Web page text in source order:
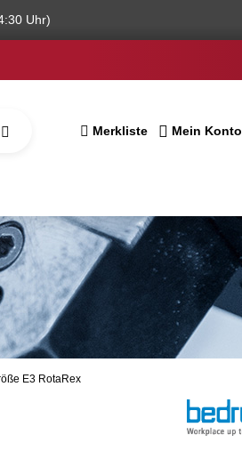
Uhr)
Merkliste Mein Konto
E3 RotaRex